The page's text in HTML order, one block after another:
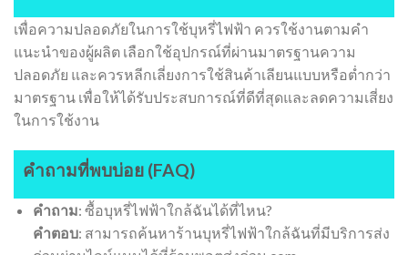
เพื่อความปลอดภัยในการใช้บุหรี่ไฟฟ้า ควรใช้งานตามคำ
แนะนำของผู้ผลิต เลือกใช้อุปกรณ์ที่ผ่านมาตรฐานความ
ปลอดภัย และควรหลีกเลี่ยงการใช้สินค้าเลียนแบบหรือต่ำกว่า
มาตรฐาน เพื่อให้ได้รับประสบการณ์ที่ดีที่สุดและลดความเสี่ยง
ในการใช้งาน
คำถามที่พบบ่อย (FAQ)
คำถาม: ซื้อบุหรี่ไฟฟ้าใกล้ฉันได้ที่ไหน?
คำตอบ: สามารถค้นหาร้านบุหรี่ไฟฟ้าใกล้ฉันที่มีบริการส่ง